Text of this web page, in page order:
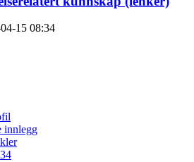
15 08:34
innlegg